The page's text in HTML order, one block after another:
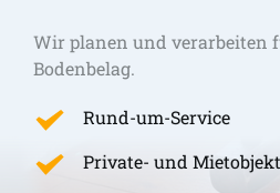
Wir planen und verarbeiten
Bodenbelag.
Rund-um-Service
Private- und